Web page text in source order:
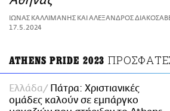
ΑΜΠΑ
PRINT
ΙΩΝΑΣ ΚΑΛΛΙΜΑΝΗΣ ΚΑΙ ΑΛΕΞΑΝΔΡΟΣ
17.5.2024
ATHENS PRIDE 2023
Ελλάδα
Πάτρα: Χριστιανικές
ομάδες καλούν σε εμπάργκο